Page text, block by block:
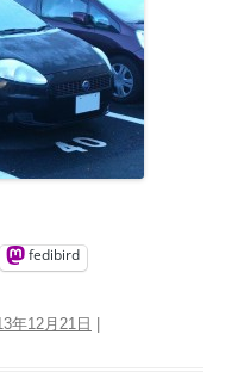
fedibird
年12月21日 |